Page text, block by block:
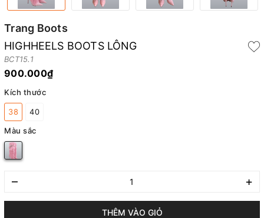
Trang Boots
HIGHHEELS BOOTS LÔNG
BCT15.1
900.000₫
Kích thước
38
40
Màu sắc
– +
THÊM VÀO GIỎ